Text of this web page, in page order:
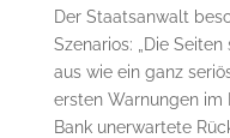
Der Staatsanwalt
Szenarios: „Die
aus wie ein ganz
ersten Warnungen
Bank unerwartete